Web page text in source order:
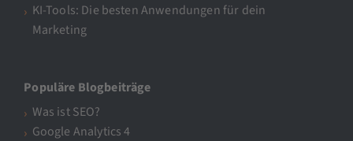
KI-Tools: Die besten Anwendungen für dein
Marketing
Populäre Blogbeiträge
Was ist SEO?
Google Analytics 4